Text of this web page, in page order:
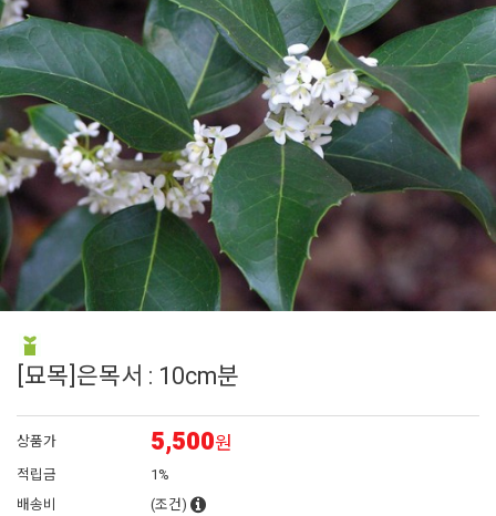
7 페츄니아
에키네시아
9 백일홍
10 접시꽃
[묘목]은목서 : 10cm분
상품가 5,500원
적립금
1%
배송비
(조건)